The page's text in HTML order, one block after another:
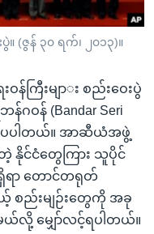
။ (ဇွန် ၃၀ ရက်၊ ၂၀၁၃)။
န်ကြီးများ စည်းဝေးပွဲ
ဂဝန် (Bandar Seri
းပပါတယ်။ အာဆီယံအဖွဲ့
နိုင်ငံတွေကြား သူပိုင်
ရာ တောင်တရုတ်
စည်းမျဉ်းတွေကို အခု
လို့ မျှော်လင့်ရပါတယ်။